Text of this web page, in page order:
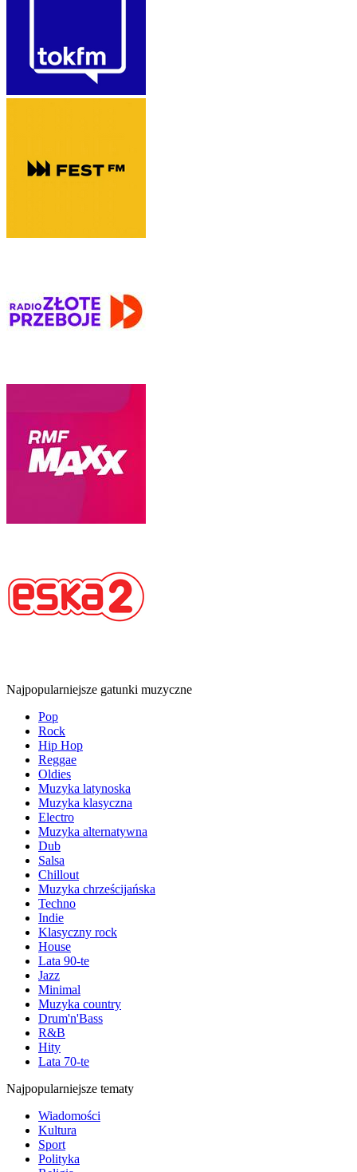
Najpopularniejsze gatunki muzyczne
Pop
Rock
Hip Hop
Reggae
Oldies
Muzyka latynoska
Muzyka klasyczna
Electro
Muzyka alternatywna
Dub
Salsa
Chillout
Muzyka chrześcijańska
Techno
Indie
Klasyczny rock
House
Lata 90-te
Jazz
Minimal
Muzyka country
Drum'n'Bass
R&B
Hity
Lata 70-te
Najpopularniejsze tematy
Wiadomości
Kultura
Sport
Polityka